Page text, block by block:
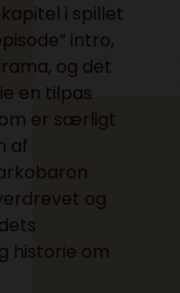
i spillet
intro,
og det
en tilpas
er særligt
af
og
historie om